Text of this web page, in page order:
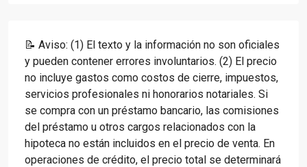
📝 Aviso: (1) El texto y la información no son oficiales
y pueden contener errores involuntarios. (2) El precio
no incluye gastos como costos de cierre, impuestos,
servicios profesionales ni honorarios notariales. Si
se compra con un préstamo bancario, las comisiones
del préstamo u otros cargos relacionados con la
hipoteca no están incluidos en el precio de venta. En
operaciones de crédito, el precio total se determinará